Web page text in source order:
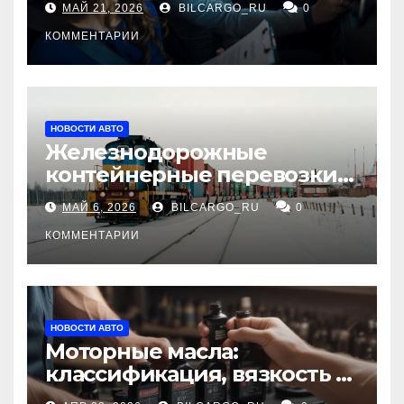
МАЙ 21, 2026 BILCARGO_RU 0
КОММЕНТАРИИ
НОВОСТИ АВТО
Железнодорожные
контейнерные перевозки
из Китая в Россию:
маршруты, сроки и
требования
МАЙ 6, 2026 BILCARGO_RU 0
КОММЕНТАРИИ
НОВОСТИ АВТО
Моторные масла:
классификация, вязкость и
рекомендации по выбору